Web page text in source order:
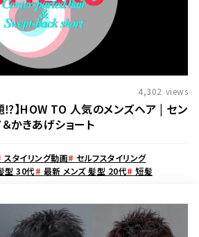
4,302 views
⁉】HOW TO 人気のメンズヘア | セン
かきあげショート
スタイリング動画# セルフスタイリング
型 30代# 最新 メンズ 髪型 20代# 短髪